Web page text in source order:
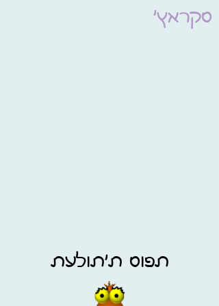
סקראץ'
תפוס ת'תולעת